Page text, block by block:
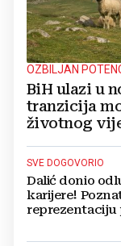
OZBILJAN
BiH ulazi u
tranzicija
životnog
SVE DOGOVORIO
Dalić donio
karijere!
reprezentaciju